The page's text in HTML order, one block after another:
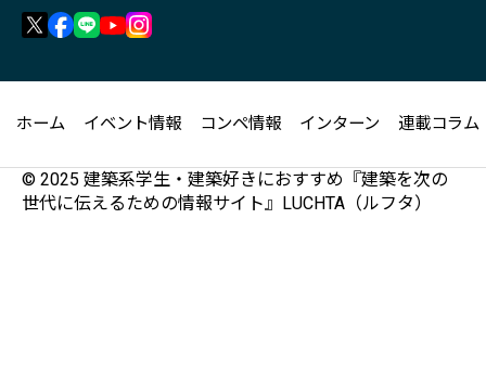
ホーム イベント情報 コンペ情報 インターン 連載コラム
© 2025 建築系学生・建築好きにおすすめ『建築を次の
世代に伝えるための情報サイト』LUCHTA（ルフタ）